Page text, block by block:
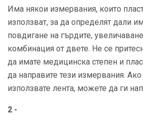
Има някои измервания, които
използват, за да определят дали
повдигане на гърдите,
комбинация от двете. Не се
да имате медицинска степен и
да направите тези измервания. Ако
използвате лента, можете да ги
2 -